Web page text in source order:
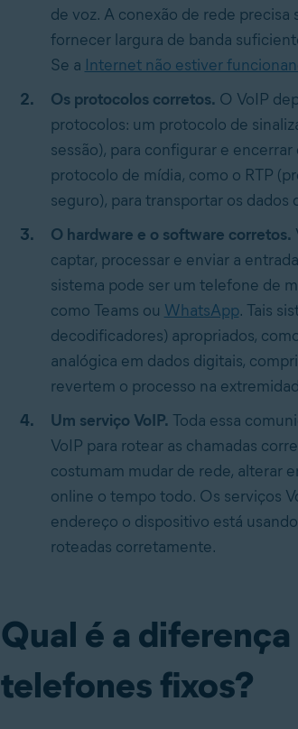
de voz. A conexão de rede
fornecer largura de banda
Se a Internet não estiver
Os protocolos corretos. O VoIP
protocolos: um protocolo de
sessão), para configurar e
protocolo de mídia, como o RTP
seguro), para transportar os dados
O hardware e o software corretos.
captar, processar e enviar a
sistema pode ser um telefone de
como Teams ou WhatsApp. Tais
decodificadores) apropriados,
analógica em dados digitais,
revertem o processo na
Um serviço VoIP. Toda essa
VoIP para rotear as chamadas
costumam mudar de rede, alterar
online o tempo todo. Os serviços
endereço o dispositivo está
roteadas corretamente.
Qual é a
telefones fixos?